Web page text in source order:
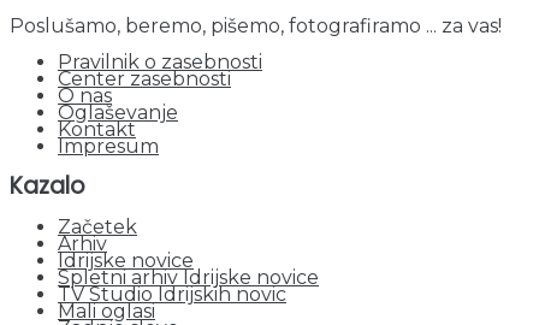
Poslušamo, beremo, pišemo, fotografiramo ... za vas!
Pravilnik o zasebnosti
Center zasebnosti
O nas
Oglaševanje
Kontakt
Impresum
Kazalo
Začetek
Arhiv
Idrijske novice
Spletni arhiv Idrijske novice
TV Studio Idrijskih novic
Mali oglasi